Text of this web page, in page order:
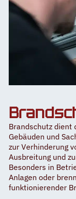
Brandschutz dient
Gebäuden und
zur Verhinderung
Ausbreitung und
Besonders in
Anlagen oder
funktionierender